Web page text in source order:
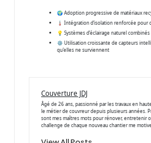
🌍 Adoption progressive de matériaux
🌡️ Intégration d’isolation renforcée pour
💡 Systèmes d’éclairage naturel
⚙️ Utilisation croissante de capteurs
qu’elles ne surviennent
Couverture JDJ
Âgé de 26 ans, passionné par les travaux en
le métier de couvreur depuis plusieurs années.
sont mes maîtres mots pour rénover, entretenir
challenge de chaque nouveau chantier me